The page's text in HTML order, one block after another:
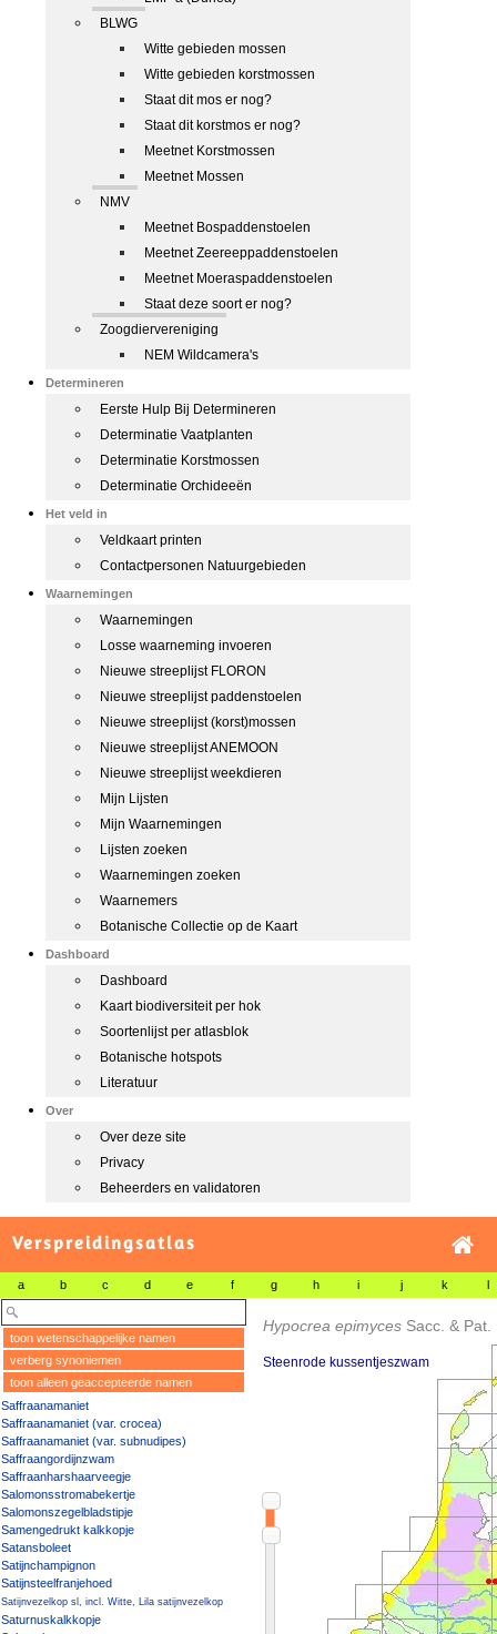
BLWG
Witte gebieden mossen
Witte gebieden korstmossen
Staat dit mos er nog?
Staat dit korstmos er nog?
Meetnet Korstmossen
Meetnet Mossen
NMV
Meetnet Bospaddenstoelen
Meetnet Zeereeppaddenstoelen
Meetnet Moeraspaddenstoelen
Staat deze soort er nog?
Zoogdiervereniging
NEM Wildcamera's
Determineren
Eerste Hulp Bij Determineren
Determinatie Vaatplanten
Determinatie Korstmossen
Determinatie Orchideeën
Het veld in
Veldkaart printen
Contactpersonen Natuurgebieden
Waarnemingen
Waarnemingen
Losse waarneming invoeren
Nieuwe streeplijst FLORON
Nieuwe streeplijst paddenstoelen
Nieuwe streeplijst (korst)mossen
Nieuwe streeplijst ANEMOON
Nieuwe streeplijst weekdieren
Mijn Lijsten
Mijn Waarnemingen
Lijsten zoeken
Waarnemingen zoeken
Waarnemers
Botanische Collectie op de Kaart
Dashboard
Dashboard
Kaart biodiversiteit per hok
Soortenlijst per atlasblok
Botanische hotspots
Literatuur
Over
Over deze site
Privacy
Beheerders en validatoren
Verspreidingsatlas
a b c d e f g h i j k l
toon wetenschappelijke namen
verberg synoniemen
toon alleen geaccepteerde namen
Saffraanamaniet
Saffraanamaniet (var. crocea)
Saffraanamaniet (var. subnudipes)
Saffraangordijnzwam
Saffraanharshaarveegje
Salomonsstromabekertje
Salomonszegelbladstipje
Samengedrukt kalkkopje
Satansboleet
Satijnchampignon
Satijnsteelfranjehoed
Satijnvezelkop sl, incl. Witte, Lila satijnvezelkop
Saturnuskalkkopje
Hypocrea epimyces Sacc. & Pat.
Steenrode kussentjeszwam